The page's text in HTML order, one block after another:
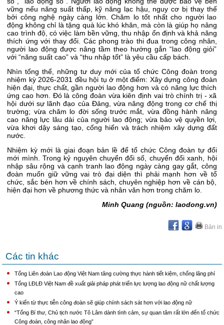
vững nếu năng suất thấp, kỹ năng lạc hậu, nguy cơ bị thay thế
bởi công nghệ ngày càng lớn. Chăm lo tốt nhất cho người lao
động không chỉ là tặng quà lúc khó khăn, mà còn là giúp họ nâng
cao trình độ, có việc làm bền vững, thu nhập ổn định và khả năng
thích ứng với thay đổi. Các phong trào thi đua trong công nhân,
người lao động được nâng tầm theo hướng gắn “lao động giỏi”
với “năng suất cao” và “thu nhập tốt” là yêu cầu cấp bách.
Nhìn tổng thể, những tư duy mới của tổ chức Công đoàn trong
nhiệm kỳ 2026-2031 đều hội tụ ở một điểm: Xây dựng công đoàn
hiện đại, thực chất, gần người lao động hơn và có năng lực thích
ứng cao hơn. Đó là công đoàn vừa kiên định vai trò chính trị - xã
hội dưới sự lãnh đạo của Đảng, vừa năng động trong cơ chế thị
trường; vừa chăm lo đời sống trước mắt, vừa đồng hành nâng
cao năng lực lâu dài của người lao động; vừa bảo vệ quyền lợi,
vừa khơi dậy sáng tạo, cống hiến và trách nhiệm xây dựng đất
nước.
Nhiệm kỳ mới là giai đoạn bản lề để tổ chức Công đoàn tự đổi
mới mình. Trong kỷ nguyên chuyển đổi số, chuyển đổi xanh, hội
nhập sâu rộng và cạnh tranh lao động ngày càng gay gắt, công
đoàn muốn giữ vững vai trò đại diện thì phải mạnh hơn về tổ
chức, sắc bén hơn về chính sách, chuyên nghiệp hơn về cán bộ,
hiện đại hơn về phương thức và nhân văn hơn trong chăm lo.
Minh Quang (nguồn: laodong.vn)
Bản in
Các tin khác
Tổng Liên đoàn Lao động Việt Nam tăng cường thực hành tiết kiệm, chống lãng phí
Tổng LĐLĐ Việt Nam đề xuất giải pháp phát triển lực lượng lao động nữ chất lượng
cao
Ý kiến từ thực tiễn công đoàn sẽ giúp chính sách sát hơn với lao động nữ
“Tổng Bí thư, Chủ tịch nước Tô Lâm dành tình cảm, sự quan tâm rất lớn đến tổ chức
Công đoàn, công nhân lao động”